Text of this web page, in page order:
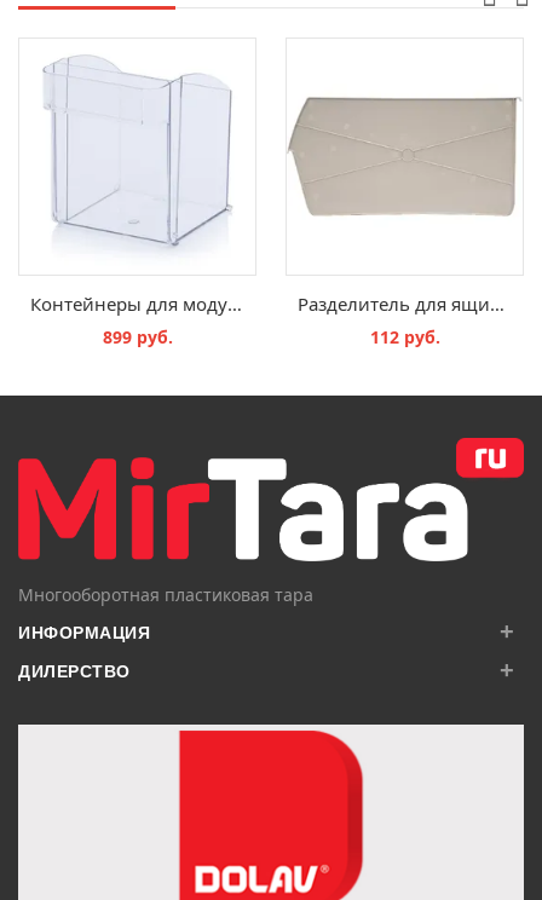
Контейнеры для модулей с опрокидываемыми ящиками EBKK 3
899 руб.
Разделитель для ящика 5006
112 руб.
Многооборотная пластиковая тара
ИНФОРМАЦИЯ +
ДИЛЕРСТВО +